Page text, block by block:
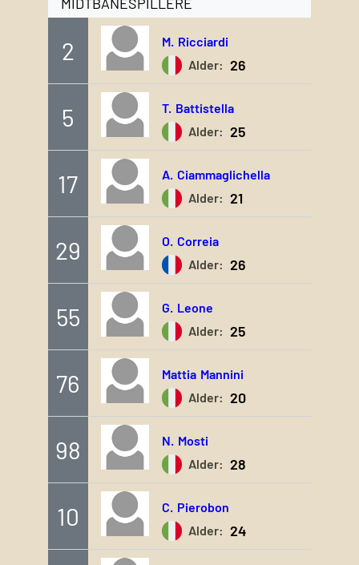
2 M. Ricciardi
Alder: 26
5 T. Battistella
Alder: 25
17 A. Ciammaglichella
Alder: 21
29 O. Correia
Alder: 26
55 G. Leone
Alder: 25
76 Mattia Mannini
Alder: 20
98 N. Mosti
Alder: 28
10 C. Pierobon
Alder: 24